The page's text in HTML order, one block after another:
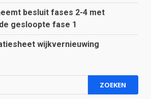
besluit fases 2-4 met
gesloopte fase 1
wijkvernieuwing